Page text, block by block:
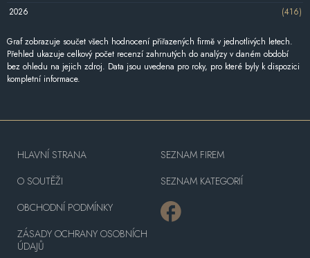
2026
(416)
Graf zobrazuje součet všech hodnocení přiřazených firmě v jednotlivých letech.
Přehled ukazuje celkový počet recenzí zahrnutých do analýzy v daném období
bez ohledu na jejich zdroj. Data jsou uvedena pro roky, pro které byly k dispozici
kompletní informace.
HLAVNÍ STRANA
O SOUTĚŽI
OBCHODNÍ PODMÍNKY
ZÁSADY OCHRANY OSOBNÍCH
ÚDAJŮ
SEZNAM FIREM
SEZNAM KATEGORIÍ